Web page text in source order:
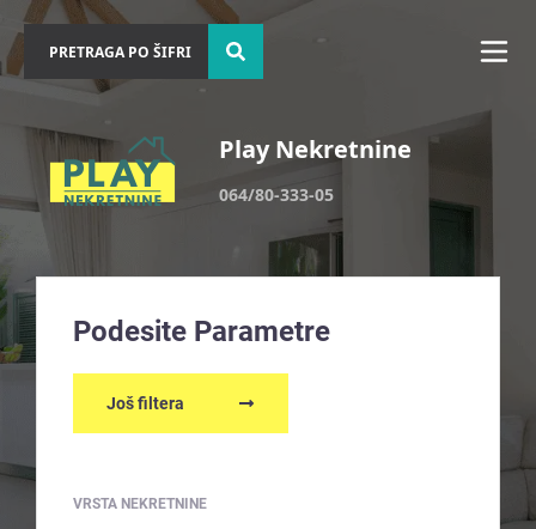
Play Nekretnine
064/80-333-05
Podesite Parametre
Još filtera
VRSTA NEKRETNINE